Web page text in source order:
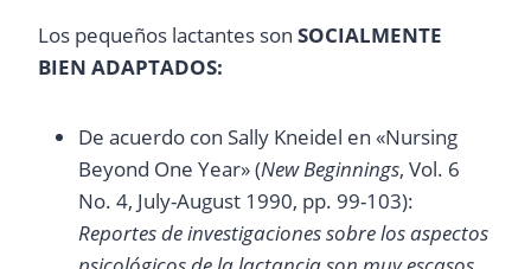
Los pequeños lactantes son SOCIALMENTE
BIEN ADAPTADOS:
De acuerdo con Sally Kneidel en «Nursing
Beyond One Year» (New Beginnings, Vol. 6
No. 4, July-August 1990, pp. 99-103):
Reportes de investigaciones sobre los aspectos